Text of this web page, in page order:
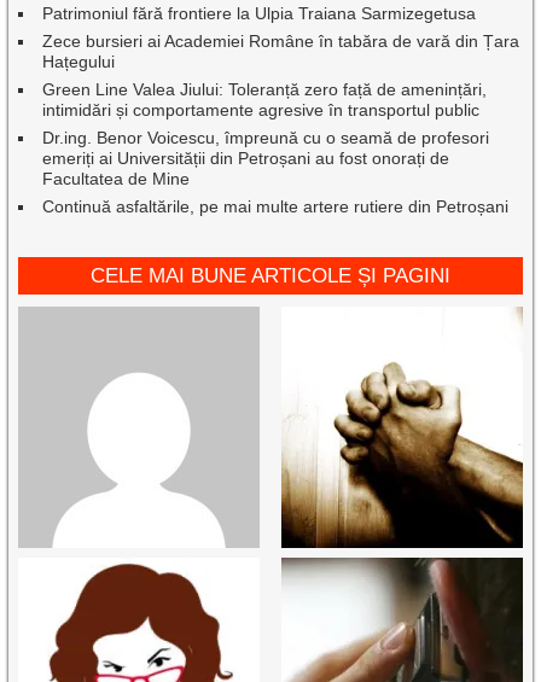
Patrimoniul fără frontiere la Ulpia Traiana Sarmizegetusa
Zece bursieri ai Academiei Române în tabăra de vară din Țara
Hațegului
Green Line Valea Jiului: Toleranță zero față de amenințări,
intimidări și comportamente agresive în transportul public
Dr.ing. Benor Voicescu, împreună cu o seamă de profesori
emeriți ai Universității din Petroșani au fost onorați de
Facultatea de Mine
Continuă asfaltările, pe mai multe artere rutiere din Petroșani
CELE MAI BUNE ARTICOLE ȘI PAGINI